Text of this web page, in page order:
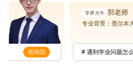
郭老师
专业背景：墨尔本大学景观建筑硕士
# 遇到学业问题怎么办？